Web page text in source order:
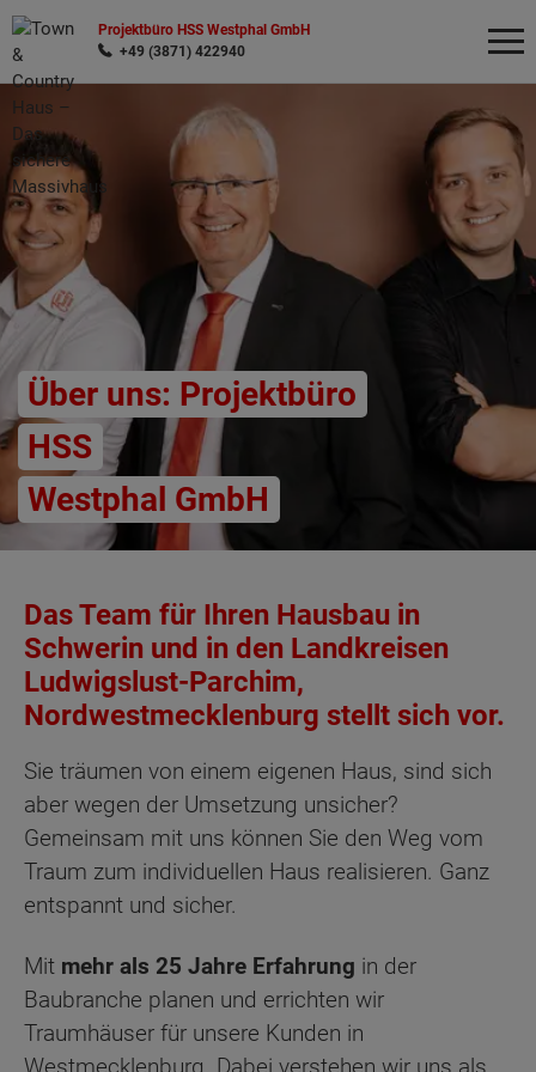
Projektbüro HSS Westphal GmbH
+49 (3871) 422940
Über uns: Projektbüro
HSS
Westphal GmbH
Das Team für Ihren Hausbau in
Schwerin und in den Landkreisen
Ludwigslust-Parchim,
Nordwestmecklenburg stellt sich vor.
Sie träumen von einem eigenen Haus, sind sich
aber wegen der Umsetzung unsicher?
Gemeinsam mit uns können Sie den Weg vom
Traum zum individuellen Haus realisieren. Ganz
entspannt und sicher.
Mit mehr als 25 Jahre Erfahrung in der
Baubranche planen und errichten wir
Traumhäuser für unsere Kunden in
Westmecklenburg. Dabei verstehen wir uns als
Wonach möchten Sie suchen?